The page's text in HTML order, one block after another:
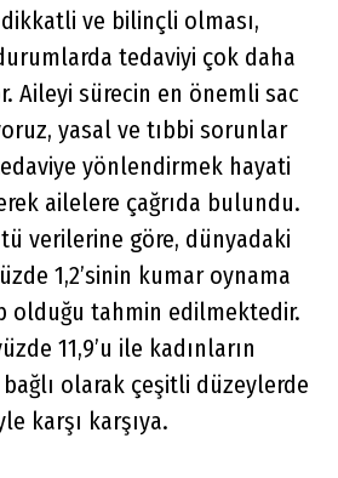
ve bilinçli olması,
tedaviyi çok daha
Aileyi sürecin en önemli sac
yasal ve tıbbi sorunlar
yönlendirmek hayati
ailelere çağrıda bulundu.
verilerine göre, dünyadaki
1,2’sinin kumar oynama
olduğu tahmin edilmektedir.
11,9’u ile kadınların
bağlı olarak çeşitli düzeylerde
karşı karşıya.